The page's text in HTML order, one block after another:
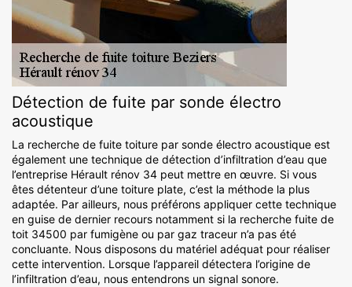
Détection de fuite par sonde électro
acoustique
La recherche de fuite toiture par sonde électro acoustique est
également une technique de détection d’infiltration d’eau que
l’entreprise Hérault rénov 34 peut mettre en œuvre. Si vous
êtes détenteur d’une toiture plate, c’est la méthode la plus
adaptée. Par ailleurs, nous préférons appliquer cette technique
en guise de dernier recours notamment si la recherche fuite de
toit 34500 par fumigène ou par gaz traceur n’a pas été
concluante. Nous disposons du matériel adéquat pour réaliser
cette intervention. Lorsque l’appareil détectera l’origine de
l’infiltration d’eau, nous entendrons un signal sonore.